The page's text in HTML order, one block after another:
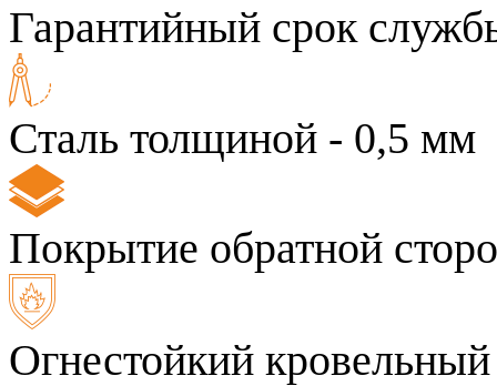
Гарантийный срок
Сталь толщиной - 0,5 мм
Покрытие обратной
Огнестойкий